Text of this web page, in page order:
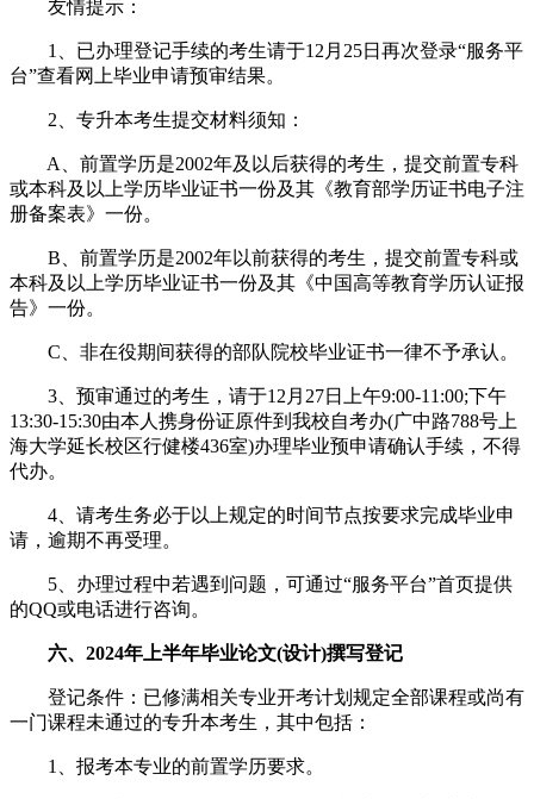
友情提示：
1、已办理登记手续的考生请于12月25日再次登录“服务平
台”查看网上毕业申请预审结果。
2、专升本考生提交材料须知：
A、前置学历是2002年及以后获得的考生，提交前置专科
或本科及以上学历毕业证书一份及其《教育部学历证书电子注
册备案表》一份。
B、前置学历是2002年以前获得的考生，提交前置专科或
本科及以上学历毕业证书一份及其《中国高等教育学历认证报
告》一份。
C、非在役期间获得的部队院校毕业证书一律不予承认。
3、预审通过的考生，请于12月27日上午9:00-11:00;下午
13:30-15:30由本人携身份证原件到我校自考办(广中路788号上
海大学延长校区行健楼436室)办理毕业预申请确认手续，不得
代办。
4、请考生务必于以上规定的时间节点按要求完成毕业申
请，逾期不再受理。
5、办理过程中若遇到问题，可通过“服务平台”首页提供
的QQ或电话进行咨询。
六、2024年上半年毕业论文(设计)撰写登记
登记条件：已修满相关专业开考计划规定全部课程或尚有
一门课程未通过的专升本考生，其中包括：
1、报考本专业的前置学历要求。